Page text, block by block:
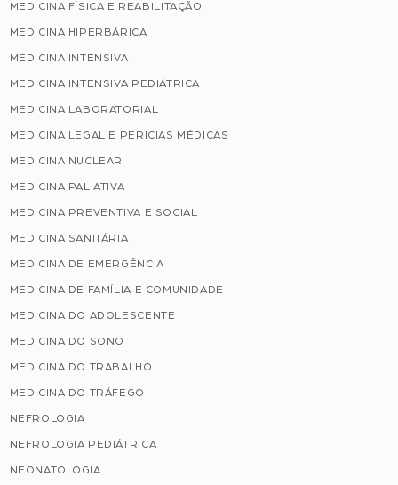
MEDICINA FÍSICA E REABILITAÇÃO
MEDICINA HIPERBÁRICA
MEDICINA INTENSIVA
MEDICINA INTENSIVA PEDIÁTRICA
MEDICINA LABORATORIAL
MEDICINA LEGAL E PERICIAS MÉDICAS
MEDICINA NUCLEAR
MEDICINA PALIATIVA
MEDICINA PREVENTIVA E SOCIAL
MEDICINA SANITÁRIA
MEDICINA DE EMERGÊNCIA
MEDICINA DE FAMÍLIA E COMUNIDADE
MEDICINA DO ADOLESCENTE
MEDICINA DO SONO
MEDICINA DO TRABALHO
MEDICINA DO TRÁFEGO
NEFROLOGIA
NEFROLOGIA PEDIÁTRICA
NEONATOLOGIA